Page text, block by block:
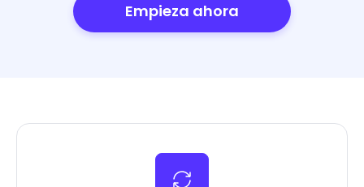
Empieza ahora